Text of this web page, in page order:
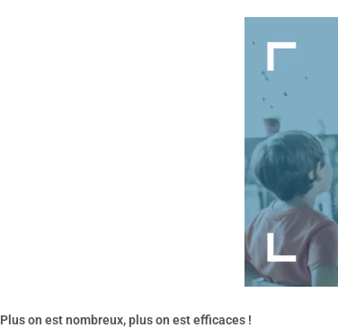
Plus on est nombreux, plus on est efficaces !